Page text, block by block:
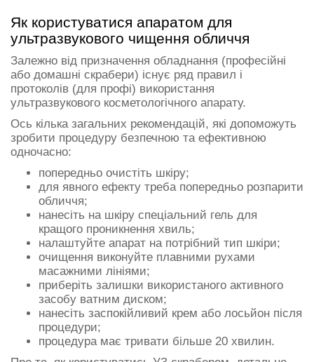
Як користуватися апаратом для
ультразвукового чищення обличчя
Залежно від призначення обладнання (професійні
або домашні скрабери) існує ряд правил і
протоколів (для профі) використання
ультразвукового косметологічного апарату.
Ось кілька загальних рекомендацій, які допоможуть
зробити процедуру безпечною та ефективною
одночасно:
попередньо очистіть шкіру;
для явного ефекту треба попередньо розпарити
обличчя;
нанесіть на шкіру спеціальний гель для
кращого проникнення хвиль;
налаштуйте апарат на потрібний тип шкіри;
очищення виконуйте плавними рухами
масажними лініями;
приберіть залишки використаного активного
засобу ватним диском;
нанесіть заспокійливий крем або лосьйон після
процедури;
процедура має тривати більше 20 хвилин.